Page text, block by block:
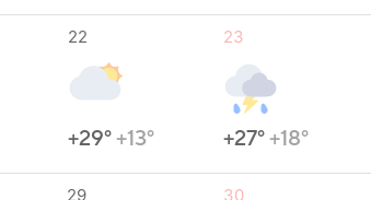
22
+29°+13°
23
+27°+18°
29 30